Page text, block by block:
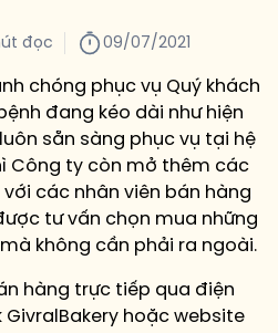
đọc 09/07/2021
chóng phục vụ Quý khách
đang kéo dài như hiện
sẵn sàng phục vụ tại hệ
Công ty còn mở thêm các
các nhân viên bán hàng
tư vấn chọn mua những
không cần phải ra ngoài.
hàng trực tiếp qua điện
hoặc website